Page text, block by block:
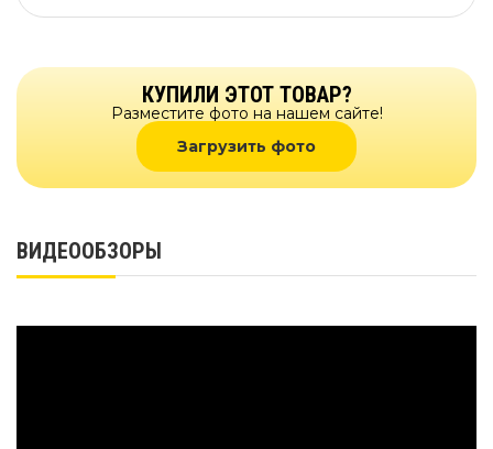
КУПИЛИ ЭТОТ ТОВАР?
Разместите фото на нашем сайте!
Загрузить фото
ВИДЕООБЗОРЫ